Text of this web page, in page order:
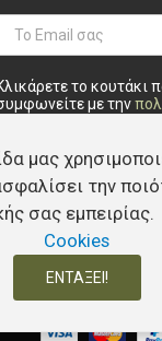
το κουτάκι
με την
checkbox*
Συμφωνώ
μας
την
σας εμπειρίας.
Cookies
ΕΝΤΆΞΕΙ!